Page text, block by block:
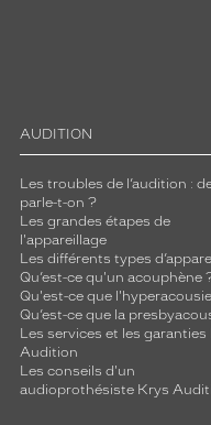
AUDITION
Les troubles de l’audition :
parle-t-on ?
Les grandes étapes de
l'appareillage
Les différents types
Qu’est-ce qu'un acouphène
Qu'est-ce que
Qu’est-ce que la
Les services et les garanties
Audition
Les conseils d'un
audioprothésiste Krys